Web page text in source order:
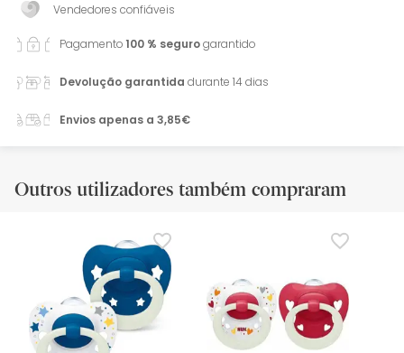
Vendedores confiáveis
Pagamento100 % segurogarantido
Devolução garantida durante 14 dias
Envios apenas a 3,85€
Outros utilizadores também compraram